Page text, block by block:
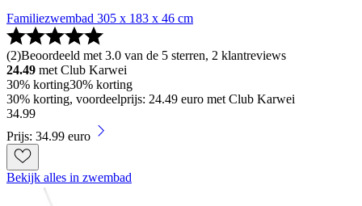
Familiezwembad 305 x 183 x 46 cm
(2)Beoordeeld met 3.0 van de 5 sterren, 2 klantreviews
24.49 met Club Karwei
30% korting30% korting
30% korting, voordeelprijs: 24.49 euro met Club Karwei
34.99
Prijs: 34.99 euro
Bekijk alles in zwembad